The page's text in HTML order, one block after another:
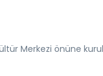
Merkezi önüne